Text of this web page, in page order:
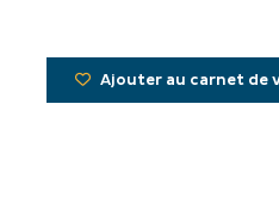
Ajouter au carnet de